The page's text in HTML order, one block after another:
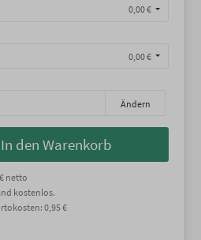
0,00 €
0,00 €
Ändern
In den Warenkorb
netto
kostenlos.
0,95 €